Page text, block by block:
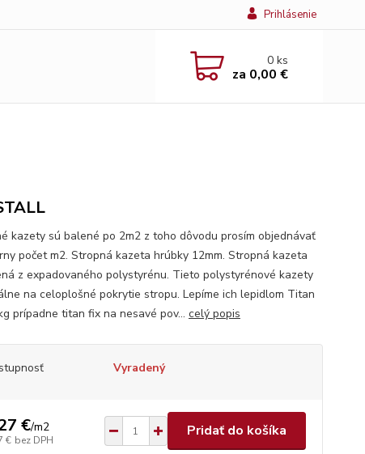
Prihlásenie
0ks
za 0,00 €
kazety sú balené po 2m2 z toho dôvodu prosím objednávať
počet m2. Stropná kazeta hrúbky 12mm. Stropná kazeta
z expadovaného polystyrénu. Tieto polystyrénové kazety
na celoplošné pokrytie stropu. Lepíme ich lepidlom Titan
prípadne titan fix na nesavé pov... celý popis
Vyradený
€/m2
€ bez DPH
Pridať do košíka